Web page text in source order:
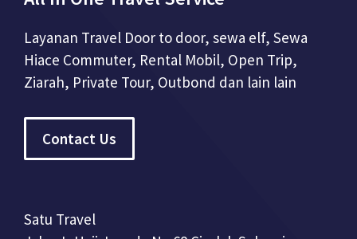
Layanan Travel Door to door, sewa elf, Sewa
Hiace Commuter, Rental Mobil, Open Trip,
Ziarah, Private Tour, Outbond dan lain lain
Contact Us
Satu Travel